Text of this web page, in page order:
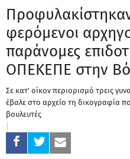
Προφυλακίστηκαν
φερόμενοι
παράνομες
ΟΠΕΚΕΠΕ στην
Σε κατ' οίκον περιορισμό τρεις
έβαλε στο αρχείο τη δικογραφία
βουλευτές